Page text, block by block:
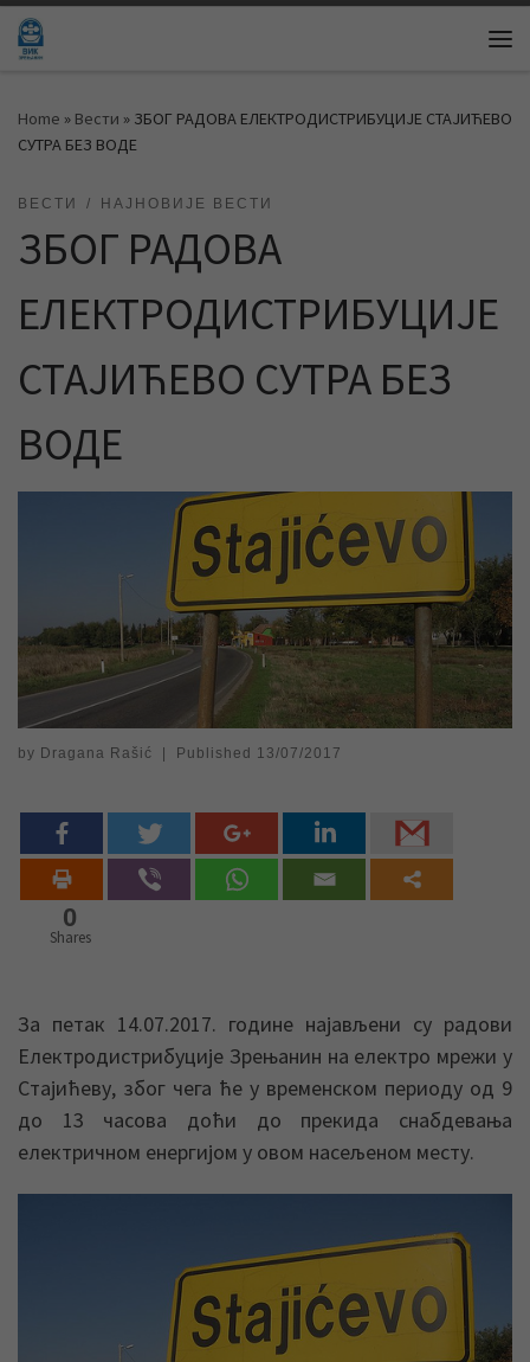
Skip to content
Home » Вести » ЗБОГ РАДОВА ЕЛЕКТРОДИСТРИБУЦИЈЕ СТАЈИЋЕВО
СУТРА БЕЗ ВОДE
ВЕСТИ НАЈНОВИЈЕ ВЕСТИ
ЗБОГ РАДОВА
ЕЛЕКТРОДИСТРИБУЦИЈЕ
СТАЈИЋЕВО СУТРА БЕЗ
ВОДE
by Dragana Rašić Published 13/07/2017
0
Shares
За петак 14.07.2017. године најављени су радови
Електродистрибуције Зрењанин на електро мрежи у
Стајићеву, због чега ће у временском периоду од 9
до 13 часова доћи до прекида снабдевања
електричном енергијом у овом насељеном месту.